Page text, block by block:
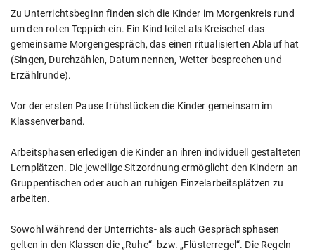
Zu Unterrichtsbeginn finden sich die Kinder im Morgenkreis rund
um den roten Teppich ein. Ein Kind leitet als Kreischef das
gemeinsame Morgengespräch, das einen ritualisierten Ablauf hat
(Singen, Durchzählen, Datum nennen, Wetter besprechen und
Erzählrunde).
Vor der ersten Pause frühstücken die Kinder gemeinsam im
Klassenverband.
Arbeitsphasen erledigen die Kinder an ihren individuell gestalteten
Lernplätzen. Die jeweilige Sitzordnung ermöglicht den Kindern an
Gruppentischen oder auch an ruhigen Einzelarbeitsplätzen zu
arbeiten.
Sowohl während der Unterrichts- als auch Gesprächsphasen
gelten in den Klassen die „Ruhe“- bzw. „Flüsterregel“. Die Regeln